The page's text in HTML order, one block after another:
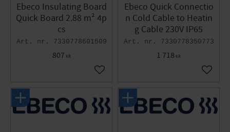
Ebeco Insulating Board
Quick Board 2.88 m² 4p
cs
7330778601509
807 KR
Add to favorites
Ebeco Quick Connectio
n Cold Cable to Heatin
g Cable 230V IP65
7330778350773
1 718 KR
Add